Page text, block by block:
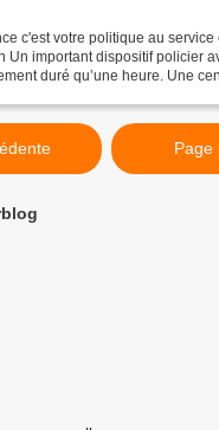
c'est votre politique au
Un important dispositif policier
duré qu’une heure. Une
Page